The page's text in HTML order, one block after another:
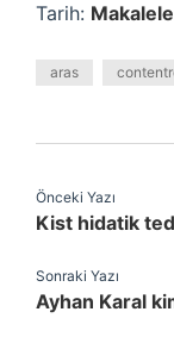
Tarih:
aras
Önceki Yazı
Kist hidatik
Sonraki Yazı
Ayhan Karal